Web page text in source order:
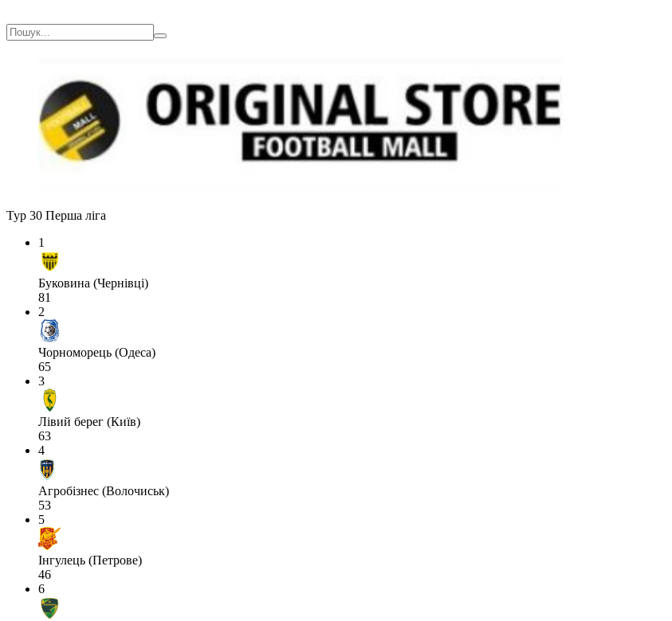
Тур 30 Перша ліга
1
Буковина (Чернівці)
81
2
Чорноморець (Одеса)
65
3
Лівий берег (Київ)
63
4
Агробізнес (Волочиськ)
53
5
Інгулець (Петрове)
46
6